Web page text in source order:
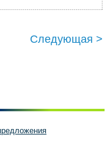
Следующая >